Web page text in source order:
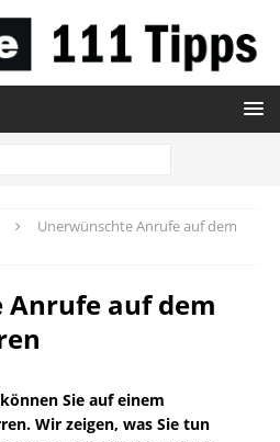
Unerwünschte Anrufe auf dem
auf dem
Sie auf einem
Wir zeigen, was Sie tun